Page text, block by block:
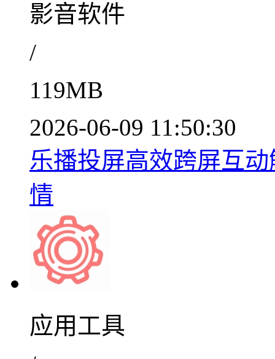
影音软件
/
119MB
2026-06-09 11:50:30
乐播投屏高效跨屏互
情
应用工具